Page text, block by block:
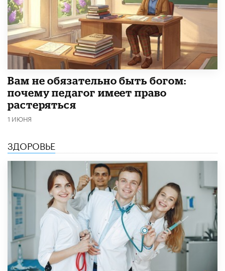
​Вам не обязательно быть богом:
почему педагог имеет право
растеряться
1 ИЮНЯ
ЗДОРОВЬЕ